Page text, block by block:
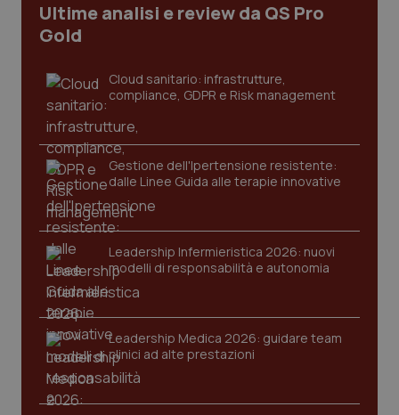
Ultime analisi e review da QS Pro
Gold
Cloud sanitario: infrastrutture,
compliance, GDPR e Risk management
Gestione dell'Ipertensione resistente:
dalle Linee Guida alle terapie innovative
Leadership Infermieristica 2026: nuovi
modelli di responsabilità e autonomia
Leadership Medica 2026: guidare team
clinici ad alte prestazioni
CookieScriptConsent
CookieScript
www.quotidianosanita.it
tracking-enable